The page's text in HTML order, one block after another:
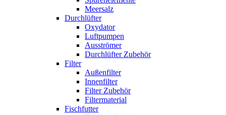
Meersalz
Durchlüfter
Oxydator
Luftpumpen
Ausströmer
Durchlüfter Zubehör
Filter
Außenfilter
Innenfilter
Filter Zubehör
Filtermaterial
Fischfutter